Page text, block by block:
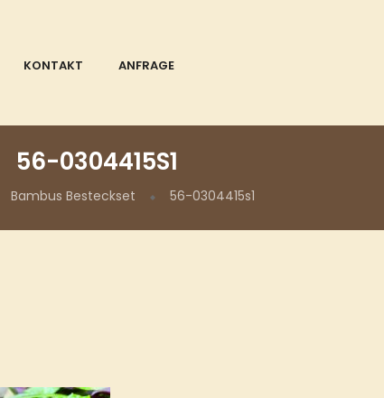
KONTAKT ANFRAGE
56-0304415S1
Bambus Besteckset 56-0304415s1